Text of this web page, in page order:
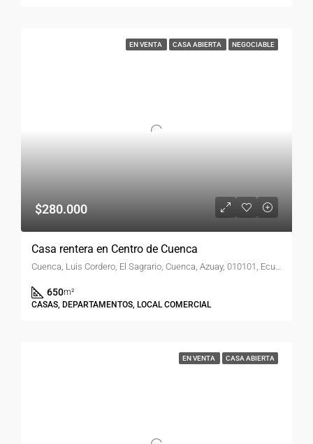
EN VENTA CASA ABIERTA NEGOCIABLE
$280.000
Casa rentera en Centro de Cuenca
Cuenca, Luis Cordero, El Sagrario, Cuenca, Azuay, 010101, Ecuador
650m²
CASAS, DEPARTAMENTOS, LOCAL COMERCIAL
EN VENTA CASA ABIERTA